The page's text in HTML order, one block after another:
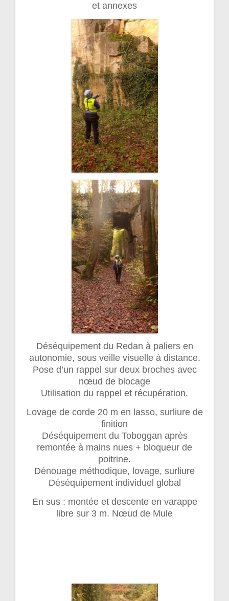
et annexes
Déséquipement du Redan à paliers en
autonomie, sous veille visuelle à distance.
Pose d’un rappel sur deux broches avec
nœud de blocage
Utilisation du rappel et récupération.
Lovage de corde 20 m en lasso, surliure de
finition
Déséquipement du Toboggan après
remontée à mains nues + bloqueur de
poitrine.
Dénouage méthodique, lovage, surliure
Déséquipement individuel global
En sus : montée et descente en varappe
libre sur 3 m. Nœud de Mule